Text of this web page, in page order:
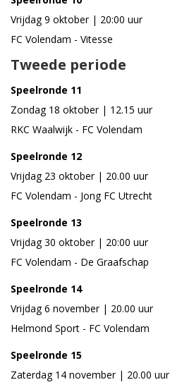
Vrijdag 9 oktober | 20:00 uur
FC Volendam - Vitesse
Tweede periode
Speelronde 11
Zondag 18 oktober | 12.15 uur
RKC Waalwijk - FC Volendam
Speelronde 12
Vrijdag 23 oktober | 20.00 uur
FC Volendam - Jong FC Utrecht
Speelronde 13
Vrijdag 30 oktober | 20:00 uur
FC Volendam - De Graafschap
Speelronde 14
Vrijdag 6 november | 20.00 uur
Helmond Sport - FC Volendam
Speelronde 15
Zaterdag 14 november | 20.00 uur